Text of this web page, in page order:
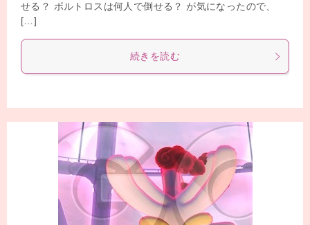
せる？ ボルトロスは何人で倒せる？ が気になったので、
[…]
続きを読む